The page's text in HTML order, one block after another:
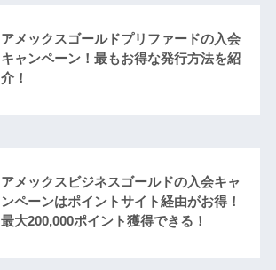
アメックスゴールドプリファードの入会
キャンペーン！最もお得な発行方法を紹
介！
アメックスビジネスゴールドの入会キャ
ンペーンはポイントサイト経由がお得！
最大200,000ポイント獲得できる！